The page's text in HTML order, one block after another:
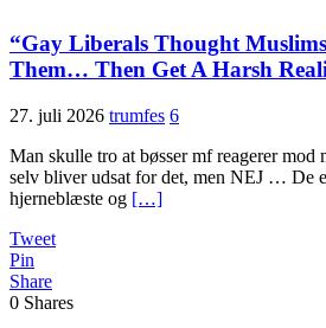
“Gay Liberals Thought
Them… Then Get A Harsh
27. juli 2026 trumfes 6
Man skulle tro at bøsser mf reagerer mod
selv bliver udsat for det, men NEJ … De
hjerneblæste og […]
Tweet
Pin
Share
0 Shares